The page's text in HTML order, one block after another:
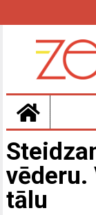
vēderu.
tālu